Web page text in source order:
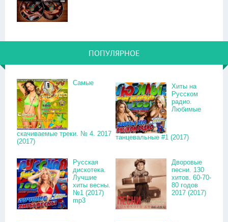
ПОПУЛЯРНОЕ
Самые
скачиваемые треки. № 4. 2017
(2017)
Хиты на
Русском
радио.
Любимые
танцевальные #1 (2017)
Русская
дискотека.
Лучшие
хиты весны.
№1 (2017)
mp3
Дворовые
песни. 130
хитов. 60-70-
80 годов
2017 (2017)